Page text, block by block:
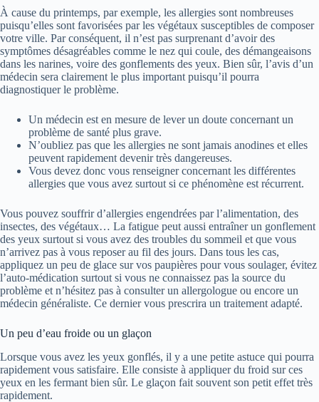
À cause du printemps, par exemple, les allergies sont nombreuses
puisqu’elles sont favorisées par les végétaux susceptibles de composer
votre ville. Par conséquent, il n’est pas surprenant d’avoir des
symptômes désagréables comme le nez qui coule, des démangeaisons
dans les narines, voire des gonflements des yeux. Bien sûr, l’avis d’un
médecin sera clairement le plus important puisqu’il pourra
diagnostiquer le problème.
Un médecin est en mesure de lever un doute concernant un
problème de santé plus grave.
N’oubliez pas que les allergies ne sont jamais anodines et elles
peuvent rapidement devenir très dangereuses.
Vous devez donc vous renseigner concernant les différentes
allergies que vous avez surtout si ce phénomène est récurrent.
Vous pouvez souffrir d’allergies engendrées par l’alimentation, des
insectes, des végétaux… La fatigue peut aussi entraîner un gonflement
des yeux surtout si vous avez des troubles du sommeil et que vous
n’arrivez pas à vous reposer au fil des jours. Dans tous les cas,
appliquez un peu de glace sur vos paupières pour vous soulager, évitez
l’auto-médication surtout si vous ne connaissez pas la source du
problème et n’hésitez pas à consulter un allergologue ou encore un
médecin généraliste. Ce dernier vous prescrira un traitement adapté.
Un peu d’eau froide ou un glaçon
Lorsque vous avez les yeux gonflés, il y a une petite astuce qui pourra
rapidement vous satisfaire. Elle consiste à appliquer du froid sur ces
yeux en les fermant bien sûr. Le glaçon fait souvent son petit effet très
rapidement.